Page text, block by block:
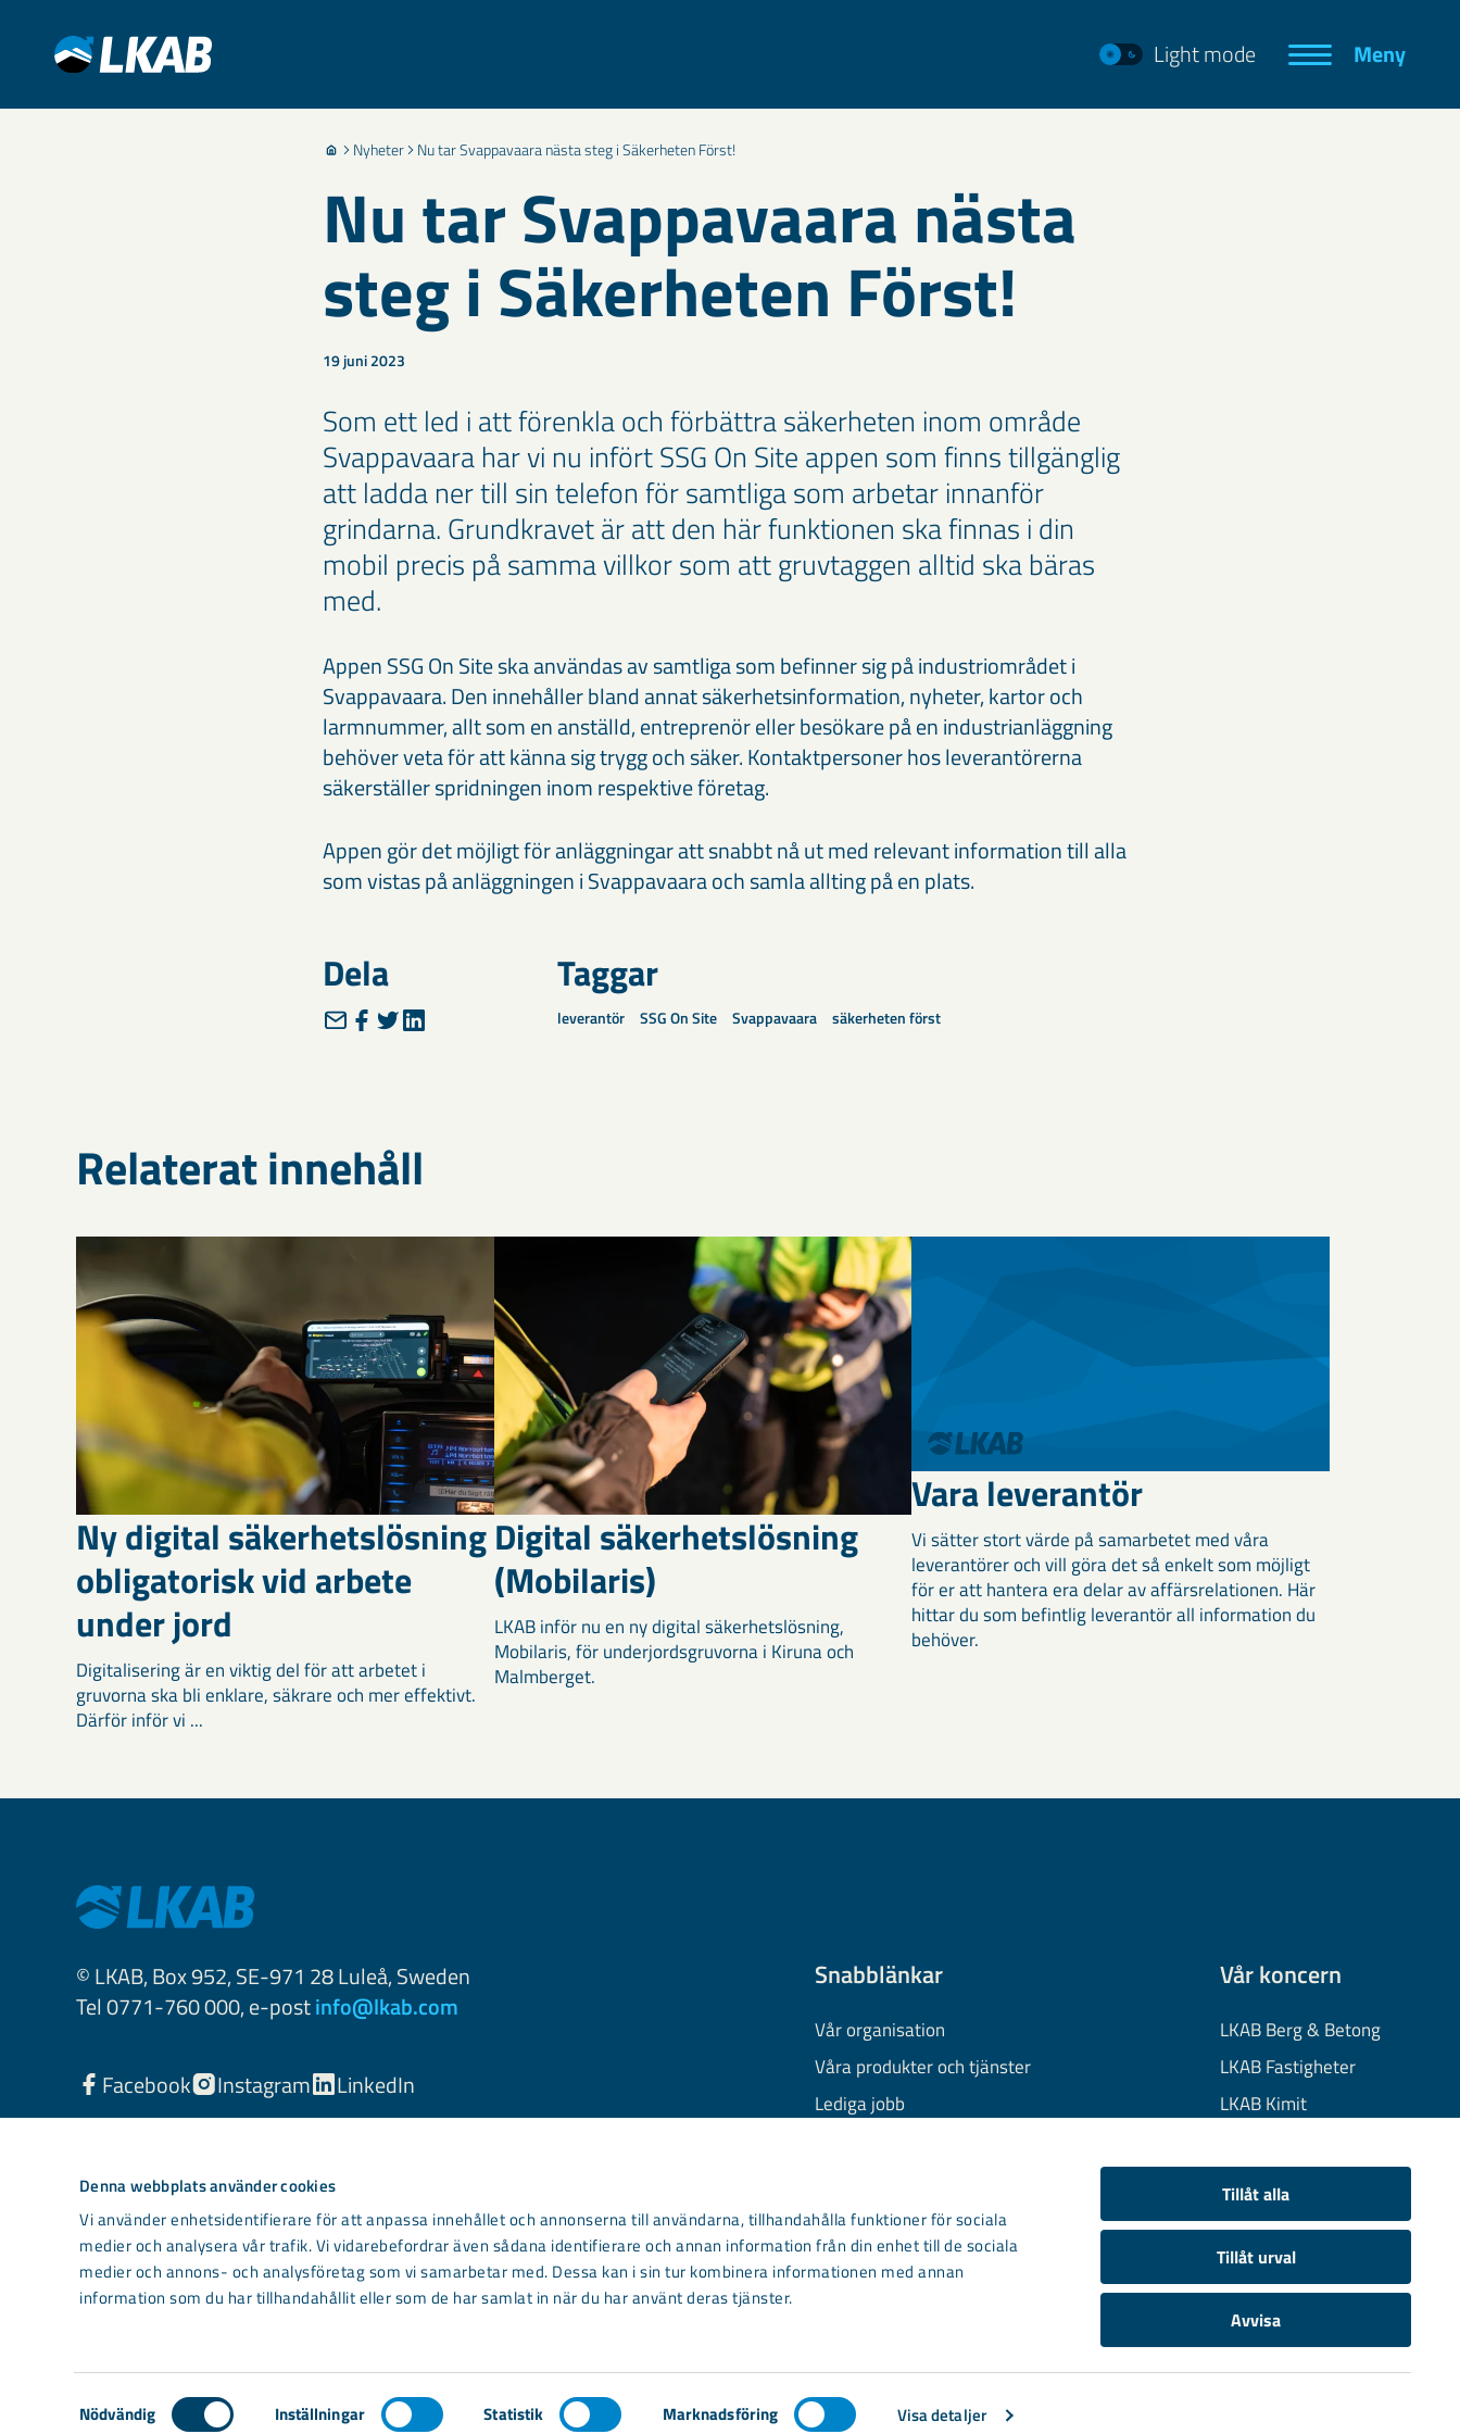
Denna webbplats använder cookies
Vi använder enhetsidentifierare för att anpassa innehållet och annonserna till användarna, tillhandahålla funktioner för sociala
medier och analysera vår trafik. Vi vidarebefordrar även sådana identifierare och annan information från din enhet till de sociala
medier och annons- och analysföretag som vi samarbetar med. Dessa kan i sin tur kombinera informationen med annan
information som du har tillhandahållit eller som de har samlat in när du har använt deras tjänster.
Samtyckesval
Nödvändig Inställningar Statistik Marknadsföring Visa detaljer
Tillåt alla
Tillåt urval
Avvisa
Light mode Meny
Nyheter Nu tar Svappavaara nästa steg i Säkerheten Först!
Nu tar Svappavaara nästa
steg i Säkerheten Först!
19 juni 2023
Som ett led i att förenkla och förbättra säkerheten inom område
Svappavaara har vi nu infört SSG On Site appen som finns tillgänglig
att ladda ner till sin telefon för samtliga som arbetar innanför
grindarna. Grundkravet är att den här funktionen ska finnas i din
mobil precis på samma villkor som att gruvtaggen alltid ska bäras
med.
Appen SSG On Site ska användas av samtliga som befinner sig på industriområdet i
Svappavaara. Den innehåller bland annat säkerhetsinformation, nyheter, kartor och
larmnummer, allt som en anställd, entreprenör eller besökare på en industrianläggning
behöver veta för att känna sig trygg och säker. Kontaktpersoner hos leverantörerna
säkerställer spridningen inom respektive företag.
Appen gör det möjligt för anläggningar att snabbt nå ut med relevant information till alla
som vistas på anläggningen i Svappavaara och samla allting på en plats.
Dela Taggar
leverantör SSG On Site Svappavaara säkerheten först
Relaterat innehåll
Ny digital säkerhetslösning
obligatorisk vid arbete
under jord
Digitalisering är en viktig del för att arbetet i
gruvorna ska bli enklare, säkrare och mer effektivt.
Därför inför vi ...
Digital säkerhetslösning
(Mobilaris)
LKAB inför nu en ny digital säkerhetslösning,
Mobilaris, för underjordsgruvorna i Kiruna och
Malmberget.
Vara leverantör
Vi sätter stort värde på samarbetet med våra
leverantörer och vill göra det så enkelt som möjligt
för er att hantera era delar av affärsrelationen. Här
hittar du som befintlig leverantör all information du
behöver.
© LKAB, Box 952, SE-971 28 Luleå, Sweden
Tel 0771-760 000, e-postinfo@lkab.com
Facebook Instagram LinkedIn
Snabblänkar
Vår organisation
Våra produkter och tjänster
Lediga jobb
Information om cookies
Kontakta oss
Vår koncern
LKAB Berg & Betong
LKAB Fastigheter
LKAB Kimit
LKAB Wassara
Samhällsutveckling
Light mode